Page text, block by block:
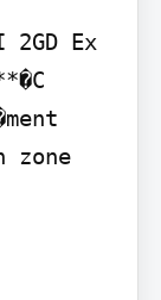
2GD Ex